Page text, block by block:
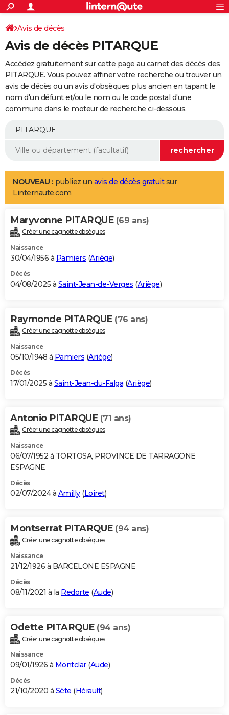
ACTUALITÉS
Politique
Société
Faits Divers
Education
Monde
Villes
+
SPORT
Coupe du monde 2026
Football
Tennis
Cyclisme
Rugby
Forum
Programme TV
TNT
Streaming
Cinéma
Sorties cinéma
Musique
+
FINANCE
Retraite
Epargne
Immobilier
Risques naturels par ville
Banque
Assurance
AUTO
Essais
Réserver un essai
Citadines
Berlines
SUV
Forum auto
+
Mobiles
Meilleur smartphone
Internet
Ordinateurs
Jeux vidéo
Guide high-tech
Aménagement intérieur
LIFESTYLE
Art de vivre
Bien-être
Loisirs
Mode
Modes de vie
Alimentation
Guide de la santé
Maladies
Médicaments
Sommeil
VOYAGE
Destinations
City break
Voyage nature
Voyage de noces
Forum
Climat
+PHOTO
GUIDES D'ACHAT
BONS PLANS
Carte de Noël
Carte Bonne année
Carte Saint-Valentin
Carte Pâques
Carte d'anniversaire
DICTIONNAIRE
Dictionnaire
Biographies
Citations
Expressions
Proverbes
PROGRAMME TV
S'inscrire
Se connecter
Lycées
Collèges
Primaires
Universités
Entreprises
Service militaire
Avis de recherche
AVIS DE DÉCÈS
Bricolage
Lifestyle
Culture
Sport
Auto
Television
Voyage
Cinema
Avis de décès
Avis de décès PITARQUE
Accédez gratuitement sur cette page au carnet des décès des
PITARQUE. Vous pouvez affiner votre recherche ou trouver un
avis de décès ou un avis d'obsèques plus ancien en tapant le
nom d'un défunt et/ou le nom ou le code postal d'une
commune dans le moteur de recherche ci-dessous.
NOUVEAU : publiez un avis de décès gratuitsur
Linternaute.com
Maryvonne PITARQUE (69 ans)
Créer une cagnotte obsèques
Naissance
30/04/1956 à Pamiers (Ariège)
Décès
04/08/2025 à Saint-Jean-de-Verges (Ariège)
Raymonde PITARQUE (76 ans)
Créer une cagnotte obsèques
Naissance
05/10/1948 à Pamiers (Ariège)
Décès
17/01/2025 à Saint-Jean-du-Falga (Ariège)
Antonio PITARQUE (71 ans)
Créer une cagnotte obsèques
Naissance
06/07/1952 à TORTOSA, PROVINCE DE TARRAGONE
ESPAGNE
Décès
02/07/2024 à Amilly(Loiret)
Montserrat PITARQUE (94 ans)
Créer une cagnotte obsèques
Naissance
21/12/1926 à BARCELONE ESPAGNE
Décès
08/11/2021 à la Redorte (Aude)
Odette PITARQUE (94 ans)
Créer une cagnotte obsèques
Naissance
09/01/1926 à Montclar(Aude)
Décès
21/10/2020 à Sète (Hérault)